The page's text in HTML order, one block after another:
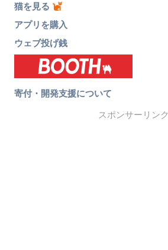
猫を見る
アプリを購入
ウェブ投げ銭
寄付・開発支援について
スポンサーリンク